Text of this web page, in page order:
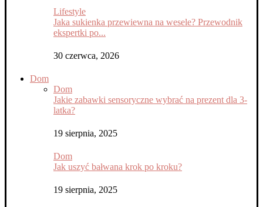
Lifestyle
Jaka sukienka przewiewna na wesele? Przewodnik
ekspertki po...
30 czerwca, 2026
Dom
Dom
Jakie zabawki sensoryczne wybrać na prezent dla 3-
latka?
19 sierpnia, 2025
Dom
Jak uszyć bałwana krok po kroku?
19 sierpnia, 2025